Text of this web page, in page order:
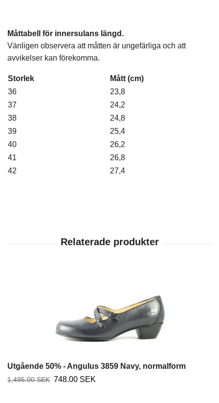
Måttabell för innersulans längd.
Vänligen observera att måtten är ungefärliga och att
avvikelser kan förekomma.
Storlek
Mått (cm)
36
23,8
37
24,2
38
24,8
39
25,4
40
26,2
41
26,8
42
27,4
Utgående 50% - Angulus 3859 Navy, normalform
1,495.00 SEK 748.00 SEK